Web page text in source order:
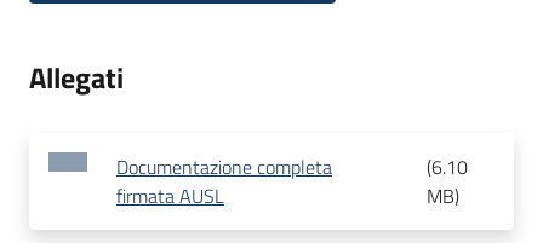
Allegati
Documentazione completa
firmata AUSL
(6.10
MB)